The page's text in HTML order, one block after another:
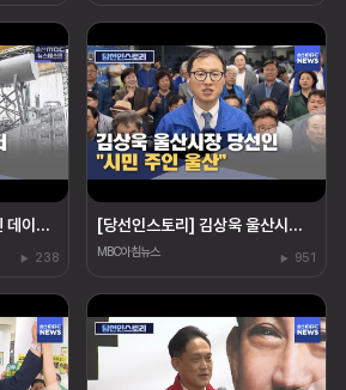
[AX 연속기획] 10배 커진 데이터센터 "생태계 키워야"
238
[당선인스토리] 김상욱 울산시장 당선인 "시민 주인 울산"
MBC아침뉴스 951